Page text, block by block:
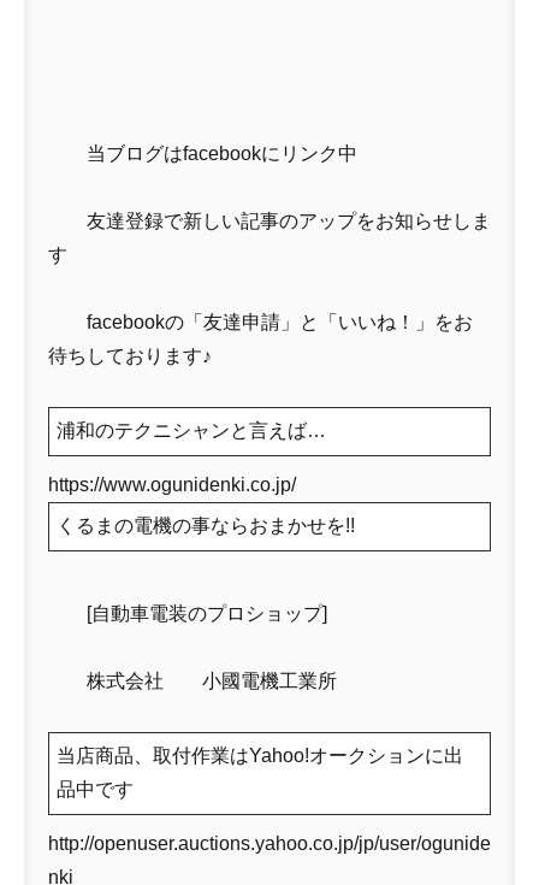
当ブログはfacebookにリンク中
友達登録で新しい記事のアップをお知らせしま
す
facebookの「友達申請」と「いいね！」をお
待ちしております♪
浦和のテクニシャンと言えば…
https://www.ogunidenki.co.jp/
くるまの電機の事ならおまかせを!!
[自動車電装のプロショップ]
株式会社 小國電機工業所
当店商品、取付作業はYahoo!オークションに出
品中です
http://openuser.auctions.yahoo.co.jp/jp/user/ogunide
nki